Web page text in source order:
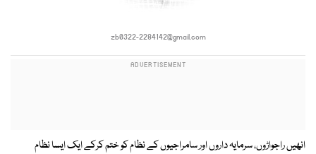
zb0322-2284142@gmail.com
انھیں راجواڑوں، سرمایہ داروں اور سامراجیوں کے نظام کو ختم کرکے ایک ایسا نظام